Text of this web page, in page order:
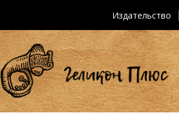
Издательство